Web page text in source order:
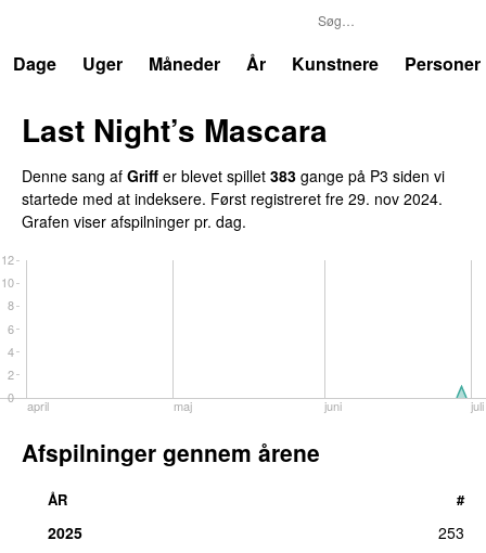
Dage
Uger Måneder År Kunstnere Personer
Last Night’s Mascara
Denne sang af Griff er blevet spillet 383 gange på P3 siden vi
startede med at indeksere. Først registreret fre 29. nov 2024.
Grafen viser afspilninger pr. dag.
april maj juni juli
0
2
4
6
8
10
12
Afspilninger gennem årene
ÅR #
2025
253